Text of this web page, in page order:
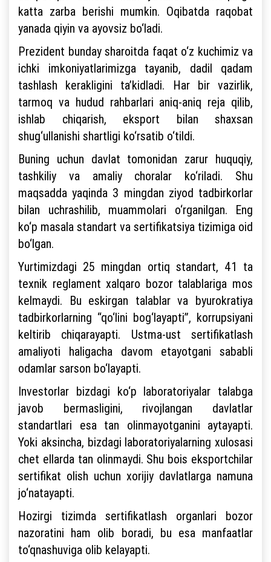
katta zarba berishi mumkin. Oqibatda raqobat
yanada qiyin va ayovsiz bo‘ladi.
Prezident bunday sharoitda faqat o‘z kuchimiz va
ichki imkoniyatlarimizga tayanib, dadil qadam
tashlash kerakligini ta’kidladi. Har bir vazirlik,
tarmoq va hudud rahbarlari aniq-aniq reja qilib,
ishlab chiqarish, eksport bilan shaxsan
shug‘ullanishi shartligi ko‘rsatib o‘tildi.
Buning uchun davlat tomonidan zarur huquqiy,
tashkiliy va amaliy choralar ko‘riladi. Shu
maqsadda yaqinda 3 mingdan ziyod tadbirkorlar
bilan uchrashilib, muammolari o‘rganilgan. Eng
ko‘p masala standart va sertifikatsiya tizimiga oid
bo‘lgan.
Yurtimizdagi 25 mingdan ortiq standart, 41 ta
texnik reglament xalqaro bozor talablariga mos
kelmaydi. Bu eskirgan talablar va byurokratiya
tadbirkorlarning “qo‘lini bog‘layapti”, korrupsiyani
keltirib chiqarayapti. Ustma-ust sertifikatlash
amaliyoti haligacha davom etayotgani sababli
odamlar sarson bo‘layapti.
Investorlar bizdagi ko‘p laboratoriyalar talabga
javob bermasligini, rivojlangan davlatlar
standartlari esa tan olinmayotganini aytayapti.
Yoki aksincha, bizdagi laboratoriyalarning xulosasi
chet ellarda tan olinmaydi. Shu bois eksportchilar
sertifikat olish uchun xorijiy davlatlarga namuna
jo‘natayapti.
Hozirgi tizimda sertifikatlash organlari bozor
nazoratini ham olib boradi, bu esa manfaatlar
to‘qnashuviga olib kelayapti.